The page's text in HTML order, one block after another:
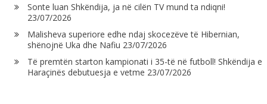
Sonte luan Shkëndija, ja në cilën TV mund ta ndiqni!
23/07/2026
Malisheva superiore edhe ndaj skocezëve të Hibernian,
shënojnë Uka dhe Nafiu 23/07/2026
Të premtën starton kampionati i 35-të në futboll! Shkëndija e
Haraçinës debutuesja e vetme 23/07/2026